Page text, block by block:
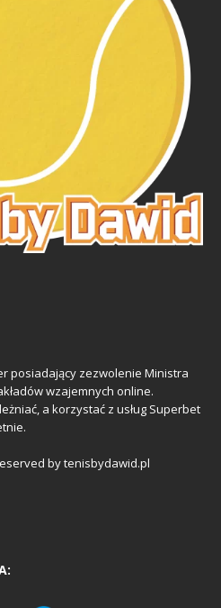
posiadający zezwolenie Ministra
wzajemnych online.
a korzystać z usług Superbet
by tenisbydawid.pl